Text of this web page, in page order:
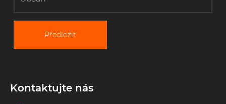
Předložit
Kontaktujte nás